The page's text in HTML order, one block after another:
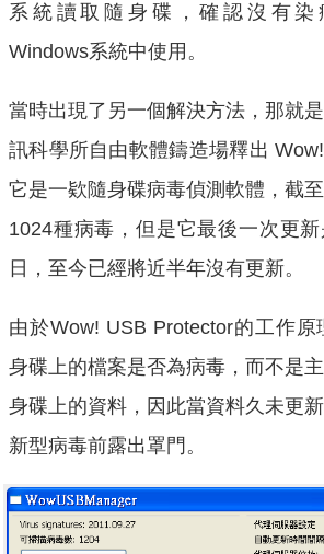
系統讀取隨身碟，確認沒有染
Windows系統中使用。
當時出現了另一個解決方法，那就
訊科學所自由軟體鑄造場釋出
它是一欵隨身碟病毒偵測軟體，截
1024種病毒，但是它最後一次更
日，至今已經將近半年沒有更新。
由於Wow! USB Protector的工作
身碟上的檔案是否為病毒，而不是
身碟上的資料，因此當資料久未更
新型病毒前露出罩門。